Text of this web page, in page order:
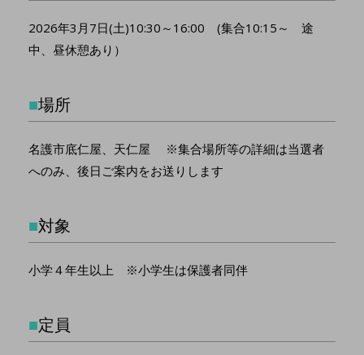
2026年3月7日(土)10:30～16:00 (集合10:15～ 途
中、昼休憩あり）
■場所
名護市底仁屋、天仁屋 ※集合場所等の詳細は当選者
へのみ、後日ご案内をお送りします
■対象
小学４年生以上 ※小学生は保護者同伴
■定員